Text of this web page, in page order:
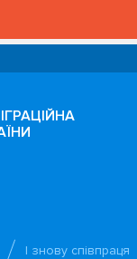
І знову співпраця